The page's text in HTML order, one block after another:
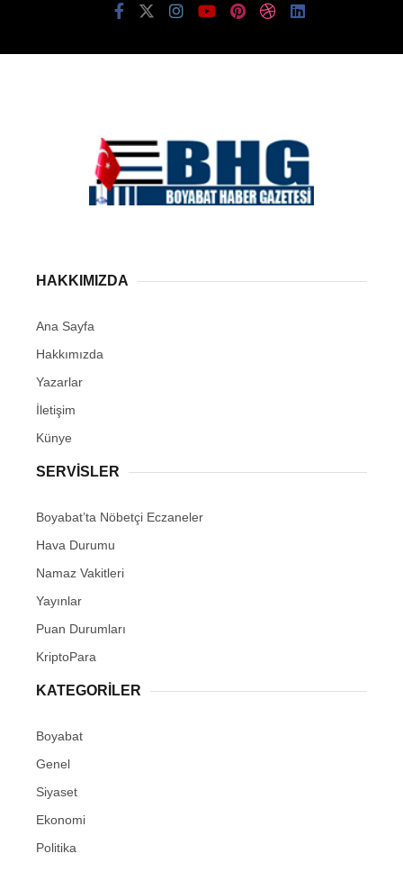
HAKKIMIZDA
Ana Sayfa
Hakkımızda
Yazarlar
İletişim
Künye
SERVISLER
Boyabat’ta Nöbetçi Eczaneler
Hava Durumu
Namaz Vakitleri
Yayınlar
Puan Durumları
KriptoPara
KATEGORILER
Boyabat
Genel
Siyaset
Ekonomi
Politika